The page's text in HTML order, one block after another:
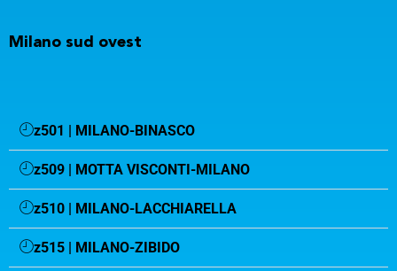
Milano sud ovest
z501 | MILANO-BINASCO
z509 | MOTTA VISCONTI-MILANO
z510 | MILANO-LACCHIARELLA
z515 | MILANO-ZIBIDO